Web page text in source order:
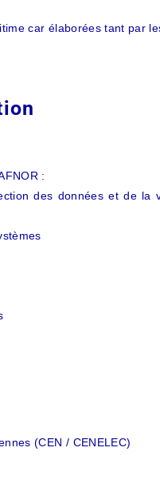
car élaborées tant par
:
des données et de la
(CEN / CENELEC)